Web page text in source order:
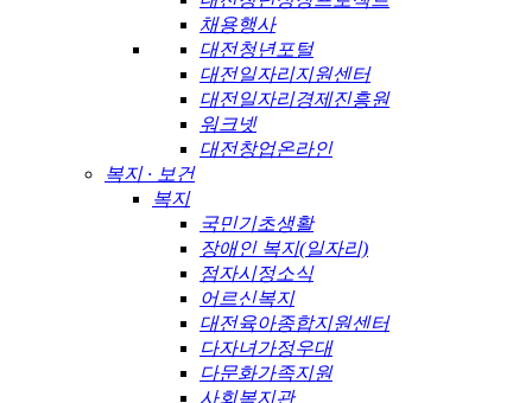
채용행사
대전청년포털
대전일자리지원센터
대전일자리경제진흥원
워크넷
대전창업온라인
복지 · 보건
복지
국민기초생활
장애인 복지(일자리)
점자시정소식
어르신복지
대전육아종합지원센터
다자녀가정우대
다문화가족지원
사회복지관